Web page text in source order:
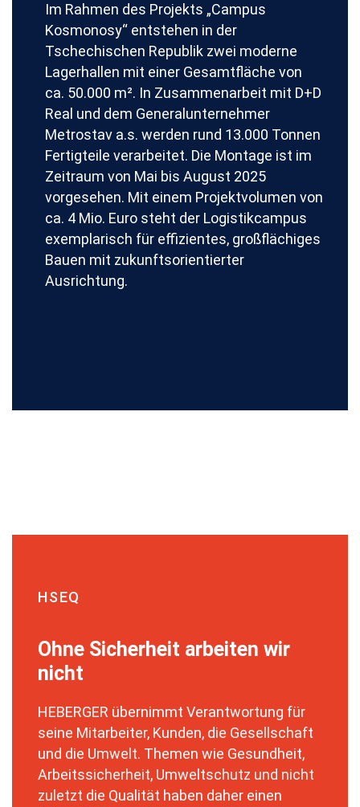
Im Rahmen des Projekts „Campus
Kosmonosy“ entstehen in der
Tschechischen Republik zwei moderne
Lagerhallen mit einer Gesamtfläche von
ca. 50.000 m². In Zusammenarbeit mit D+D
Real und dem Generalunternehmer
Metrostav a.s. werden rund 13.000 Tonnen
Fertigteile verarbeitet. Die Montage ist im
Zeitraum von Mai bis August 2025
vorgesehen. Mit einem Projektvolumen von
ca. 4 Mio. Euro steht der Logistikcampus
exemplarisch für effizientes, großflächiges
Bauen mit zukunftsorientierter
Ausrichtung.
HSEQ
Ohne Sicherheit arbeiten wir
nicht
HEBERGER übernimmt Verantwortung für
seine Mitarbeiter, Kunden, die Gesellschaft
und die Umwelt. Themen wie Gesundheit,
Arbeitssicherheit, Umweltschutz und nicht
zuletzt die Qualität haben daher einen